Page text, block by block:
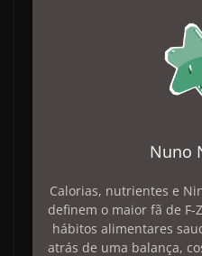
Nuno
Calorias, nutrientes e
definem o maior fã de F-
hábitos alimentares
atrás de uma balança,